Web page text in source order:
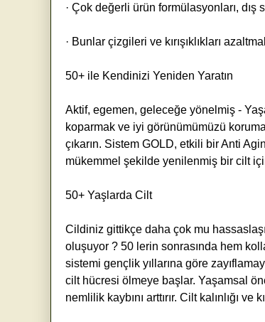
· Çok değerli ürün formülasyonları,
· Bunlar çizgileri ve kırışıklıkları
50+ ile Kendinizi Yeniden Yaratın
Aktif, egemen, geleceğe yönelmiş -
koparmak ve iyi görünümümüzü
çıkarın. Sistem GOLD, etkili bir Anti
mükemmel şekilde yenilenmiş bir cilt
50+ Yaşlarda Cilt
Cildiniz gittikçe daha çok mu
oluşuyor ? 50 lerin sonrasında hem
sistemi gençlik yıllarına göre
cilt hücresi ölmeye başlar. Yaşamsal
nemlilik kaybını arttırır. Cilt kalınlığı ve